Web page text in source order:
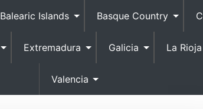
p
o
Balearic Islands Basque Country
Extremadura Galicia La Rioja
Valencia